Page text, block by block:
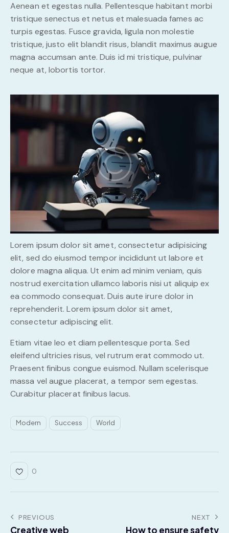
Aenean et egestas nulla. Pellentesque habitant morbi
tristique senectus et netus et malesuada fames ac
turpis egestas. Fusce gravida, ligula non molestie
tristique, justo elit blandit risus, blandit maximus augue
magna accumsan ante. Duis id mi tristique, pulvinar
neque at, lobortis tortor.
Lorem ipsum dolor sit amet, consectetur adipisicing
elit, sed do eiusmod tempor incididunt ut labore et
dolore magna aliqua. Ut enim ad minim veniam, quis
nostrud exercitation ullamco laboris nisi ut aliquip ex
ea commodo consequat. Duis aute irure dolor in
reprehenderit. Lorem ipsum dolor sit amet,
consectetur adipiscing elit.
Etiam vitae leo et diam pellentesque porta. Sed
eleifend ultricies risus, vel rutrum erat commodo ut.
Praesent finibus congue euismod. Nullam scelerisque
massa vel augue placerat, a tempor sem egestas.
Curabitur placerat finibus lacus.
Modern Success World
0
PREVIOUS
Creative web
NEXT
How to ensure safety